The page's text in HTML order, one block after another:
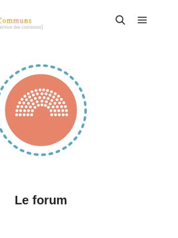
Le forum